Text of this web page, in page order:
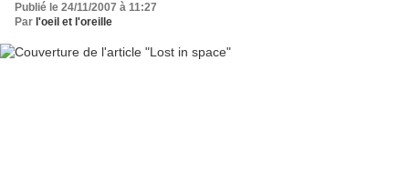
Publié le 24/11/2007 à 11:27
Par l'oeil et l'oreille